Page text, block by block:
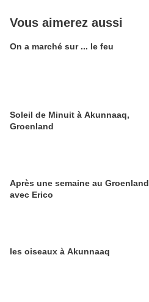
Vous aimerez aussi
On a marché sur ... le feu
Soleil de Minuit à Akunnaaq,
Groenland
Après une semaine au Groenland
avec Erico
les oiseaux à Akunnaaq